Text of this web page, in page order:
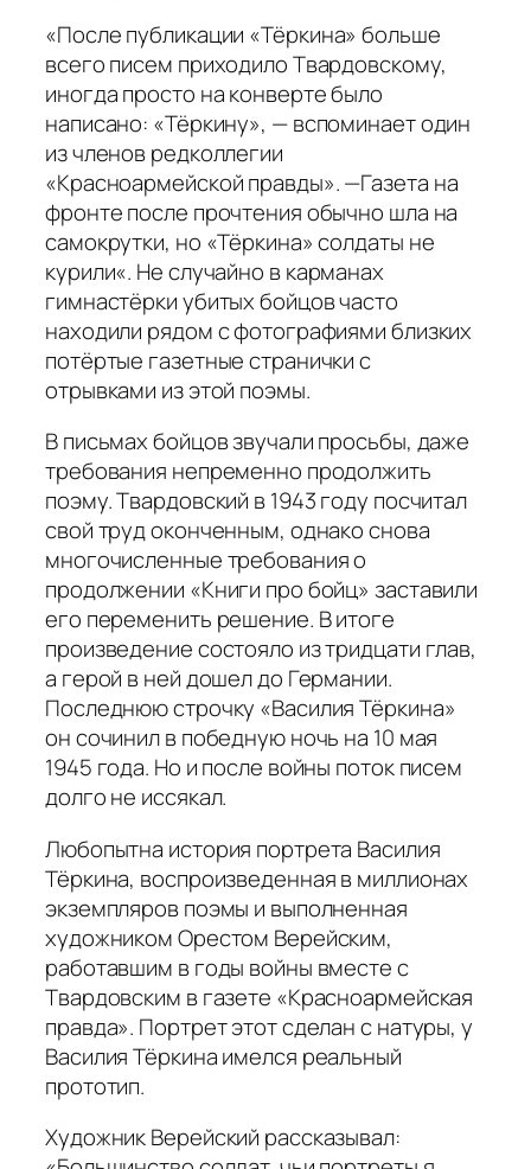
«После публикации «Тёркина» больше
всего писем приходило Твардовскому,
иногда просто на конверте было
написано: «Тёркину», — вспоминает один
из членов редколлегии
«Красноармейской правды». —Газета на
фронте после прочтения обычно шла на
самокрутки, но «Тёркина» солдаты не
курили«. Не случайно в карманах
гимнастёрки убитых бойцов часто
находили рядом с фотографиями близких
потёртые газетные странички с
отрывками из этой поэмы.
В письмах бойцов звучали просьбы, даже
требования непременно продолжить
поэму. Твардовский в 1943 году посчитал
свой труд оконченным, однако снова
многочисленные требования о
продолжении «Книги про бойц» заставили
его переменить решение. В итоге
произведение состояло из тридцати глав,
а герой в ней дошел до Германии.
Последнюю строчку «Василия Тёркина»
он сочинил в победную ночь на 10 мая
1945 года. Но и после войны поток писем
долго не иссякал.
Любопытна история портрета Василия
Тёркина, воспроизведенная в миллионах
экземпляров поэмы и выполненная
художником Орестом Верейским,
работавшим в годы войны вместе с
Твардовским в газете «Красноармейская
правда». Портрет этот сделан с натуры, у
Василия Тёркина имелся реальный
прототип.
Художник Верейский рассказывал: